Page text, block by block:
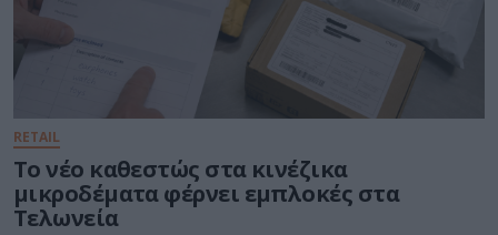
RETAIL
Το νέο καθεστώς στα κινέζικα
μικροδέματα φέρνει εμπλοκές στα
Τελωνεία